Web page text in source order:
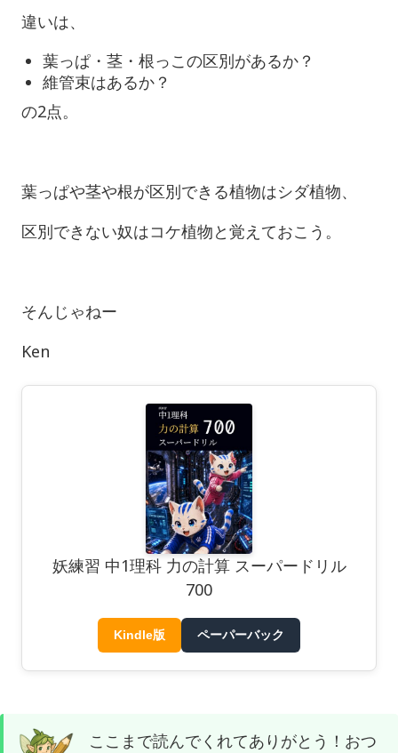
違いは、
葉っぱ・茎・根っこの区別があるか？
維管束はあるか？
の2点。
葉っぱや茎や根が区別できる植物はシダ植物、
区別できない奴はコケ植物と覚えておこう。
そんじゃねー
Ken
妖練習 中1理科 力の計算 スーパードリル
700
Kindle版 ペーパーバック
ここまで読んでくれてありがとう！おつ